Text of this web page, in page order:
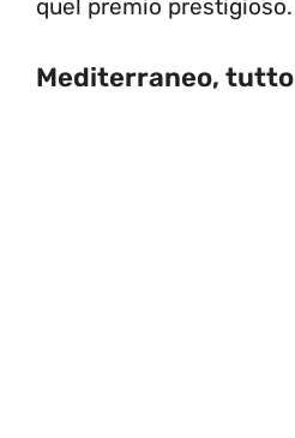
quel premio prestigioso.
Mediterraneo,